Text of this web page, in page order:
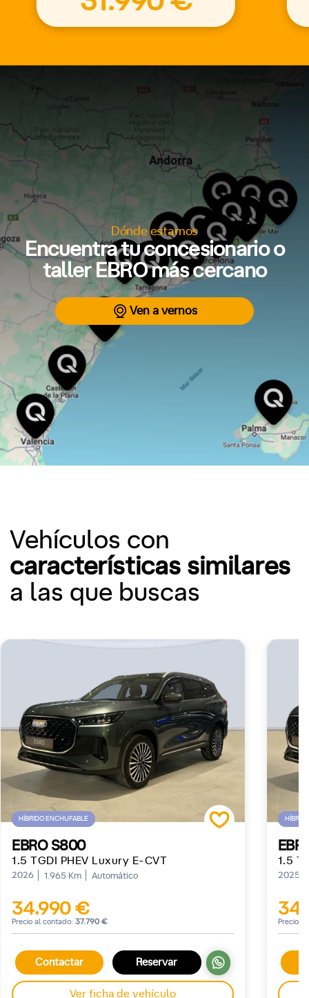
Dónde estamos
Encuentra tu concesionario o
taller EBRO más cercano
Ven a vernos
Vehículos con
características similares
a las que buscas
HÍBRIDO ENCHUFABLE
EBRO S800
1.5 TGDI PHEV Luxury E-CVT
2026 1.965 Km Automático
34.990 €
Precio al contado: 37.790 €
Contactar Reservar
Ver ficha de vehículo
1.5
2025
Precio